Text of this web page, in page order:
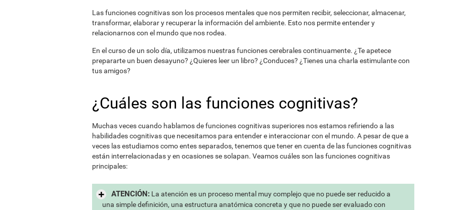
Las funciones cognitivas son los procesos mentales que nos permiten recibir, seleccionar, almacenar,
transformar, elaborar y recuperar la información del ambiente. Esto nos permite entender y
relacionarnos con el mundo que nos rodea.
En el curso de un solo día, utilizamos nuestras funciones cerebrales continuamente. ¿Te apetece
prepararte un buen desayuno? ¿Quieres leer un libro? ¿Conduces? ¿Tienes una charla estimulante con
tus amigos?
¿Cuáles son las funciones cognitivas?
Muchas veces cuando hablamos de funciones cognitivas superiores nos estamos refiriendo a las
habilidades cognitivas que necesitamos para entender e interaccionar con el mundo. A pesar de que a
veces las estudiamos como entes separados, tenemos que tener en cuenta de las funciones cognitivas
están interrelacionadas y en ocasiones se solapan. Veamos cuáles son las funciones cognitivas
principales:
ATENCIÓN:La atención es un proceso mental muy complejo que no puede ser reducido a
una simple definición, una estructura anatómica concreta y que no puede ser evaluado con